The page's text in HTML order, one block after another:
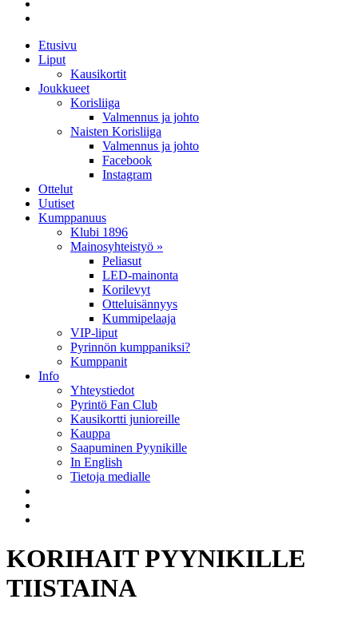
Etusivu
Liput
Kausikortit
Joukkueet
Korisliiga
Valmennus ja johto
Naisten Korisliiga
Valmennus ja johto
Facebook
Instagram
Ottelut
Uutiset
Kumppanuus
Klubi 1896
Mainosyhteistyö »
Peliasut
LED-mainonta
Korilevyt
Otteluisännyys
Kummipelaaja
VIP-liput
Pyrinnön kumppaniksi?
Kumppanit
Info
Yhteystiedot
Pyrintö Fan Club
Kausikortti junioreille
Kauppa
Saapuminen Pyynikille
In English
Tietoja medialle
KORIHAIT PYYNIKILLE
TIISTAINA